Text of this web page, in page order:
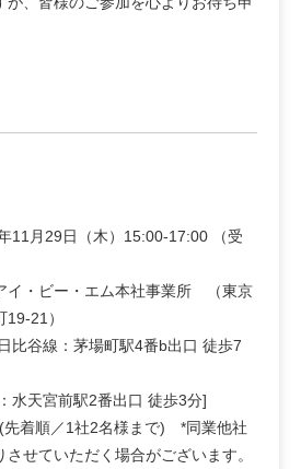
11月29日（木）15:00-17:00 （受
イ・ビー・エム本社事業所 （東京
21）
比谷線：茅場町駅4番b出口 徒歩7
水天宮前駅2番出口 徒歩3分]
着順／1社2名様まで) *同業他社
せていただく場合がございます。